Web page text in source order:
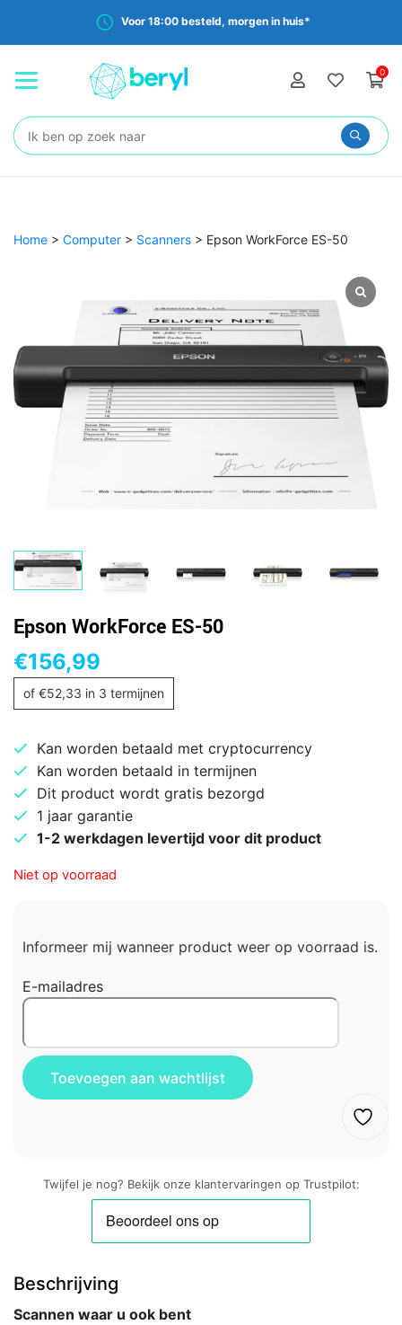
Voor 18:00 besteld, morgen in huis*
0
Zoeken:
Home > Computer > Scanners > Epson WorkForce ES-50
Epson WorkForce ES-50
€156,99
of €52,33 in 3 termijnen
Kan worden betaald met cryptocurrency
Kan worden betaald in termijnen
Dit product wordt gratis bezorgd
1 jaar garantie
1-2 werkdagen levertijd voor dit product
Niet op voorraad
Informeer mij wanneer product weer op voorraad is.
E-mailadres
Twijfel je nog? Bekijk onze klantervaringen op Trustpilot:
Beschrijving
Scannen waar u ook bent